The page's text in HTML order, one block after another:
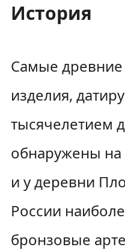
История
Самые
изделия,
тысячелетием
обнаружены
и у деревни
России
бронзовые